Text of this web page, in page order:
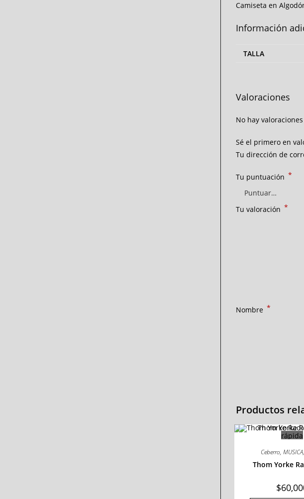
Camiseta en
Información
TALLA
Valoraciones
No hay
Sé el primero en
Tu dirección de
Tu puntuación *
Tu valoración *
Nombre *
Productos
rápida
Ceberro, MUSICA,
Thom Yorke
$